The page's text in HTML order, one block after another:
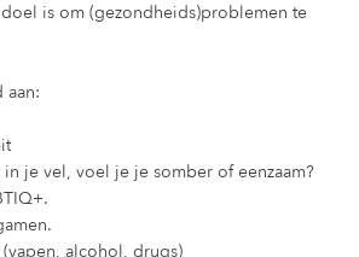
is om (gezondheids)problemen te
je vel, voel je je somber of eenzaam?
alcohol, drugs)